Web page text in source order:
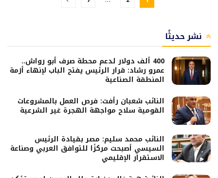
نشر حديثًا
400 ألف دولار لدعم محطة صرف أبو رواش..
عمرو رشاد: قرار الرئيس يفتح الباب لإنهاء أزمة
المنطقة الصناعية
النائب شعبان رأفت: فرص العمل بالمشروعات
القومية سلاح مواجهة الهجرة غير الشرعية
النائب محمد سليم: مصر بقيادة الرئيس
السيسي أصبحت مركزًا للتوافق العربي وصناعة
الاستقرار الإقليمي